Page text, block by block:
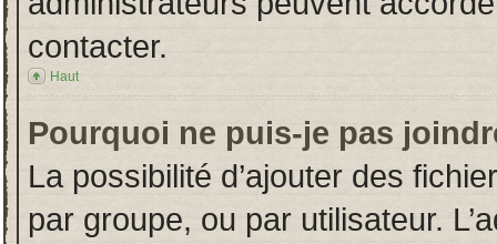
contacter.
Haut
Pourquoi ne puis-je pas
La possibilité d’ajouter des
par groupe, ou par utilisateur.